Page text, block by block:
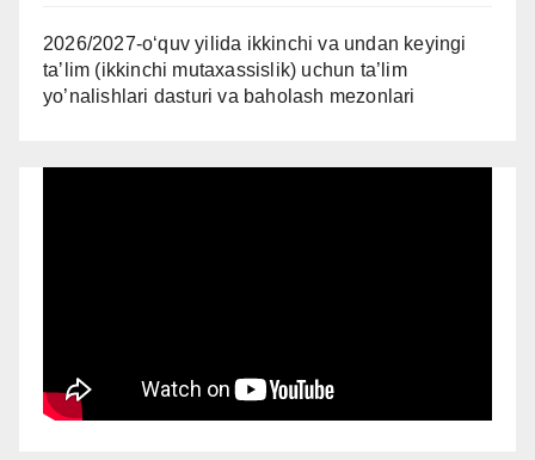
2026/2027-oʻquv yilida ikkinchi va undan keyingi
taʼlim (ikkinchi mutaxassislik) uchun ta’lim
yo’nalishlari dasturi va baholash mezonlari